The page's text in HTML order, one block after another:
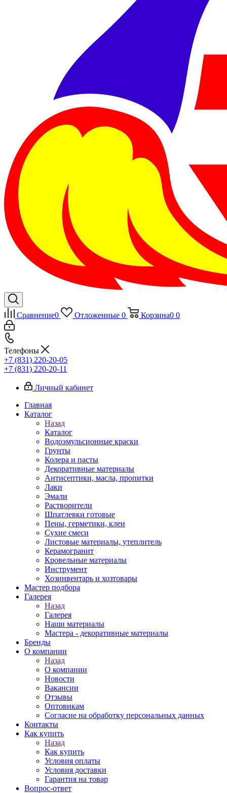
Сравнение0 Отложенные 0 Корзина0 0
Телефоны
+7 (831) 220-20-05
+7 (831) 220-20-11
Личный кабинет
Главная
Каталог
Назад
Каталог
Водоэмульсионные краски
Грунты
Колера и пасты
Декоративные материалы
Антисептики, масла, пропитки
Лаки
Эмали
Растворители
Шпатлевки готовые
Пены, герметики, клеи
Сухие смеси
Листовые материалы, утеплитель
Керамогранит
Кровельные материалы
Инструмент
Хозинвентарь и хозтовары
Мастер подбора
Галерея
Назад
Галерея
Наши материалы
Мастера - декоративные материалы
Бренды
О компании
Назад
О компании
Новости
Вакансии
Отзывы
Оптовикам
Cогласие на обработку персональных данных
Контакты
Как купить
Назад
Как купить
Условия оплаты
Условия доставки
Гарантия на товар
Вопрос-ответ